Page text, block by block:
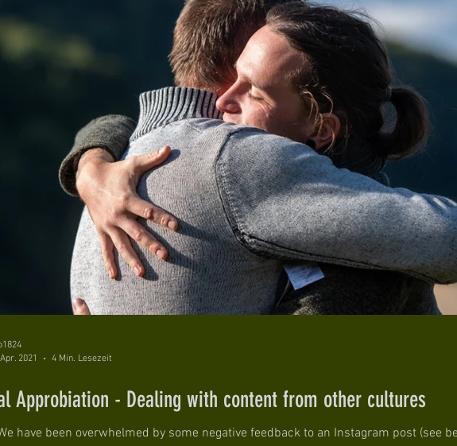
Approbiation - Dealing with content from other cultures
have been overwhelmed by some negative feedback to an Instagram post (see
2021
4 Min. Lesezeit